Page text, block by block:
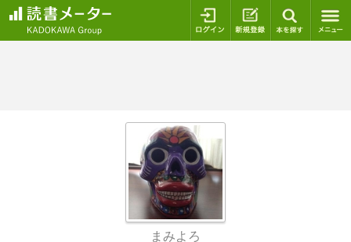
ログイン 新規登録
まみよろ